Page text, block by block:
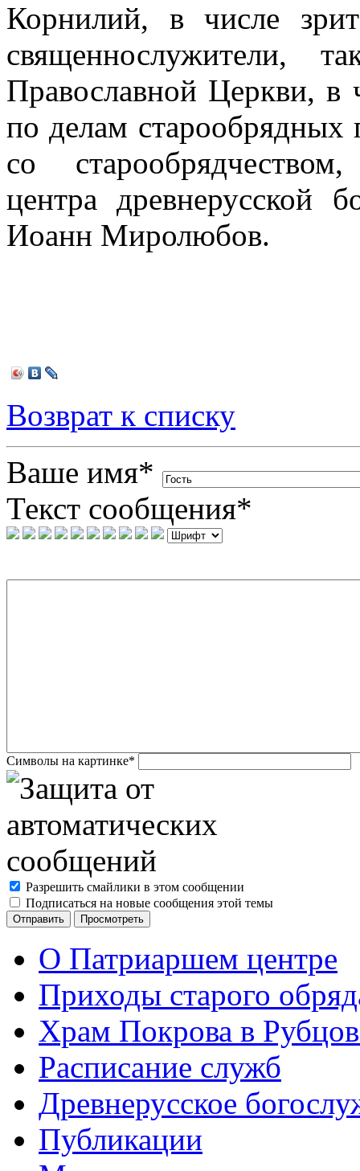
Корнилий, в числе
священнослужители,
Православной Церкви, в
по делам старообрядных
со
центра древнерусской
Иоанн Миролюбов.
Возврат к списку
Ваше имя*
Текст сообщения*
Символы на картинке*
Разрешить смайлики в этом сообщении
Подписаться на новые сообщения этой темы
О Патриаршем центре
Приходы старого
Храм Покрова в
Расписание служб
Древнерусское
Публикации